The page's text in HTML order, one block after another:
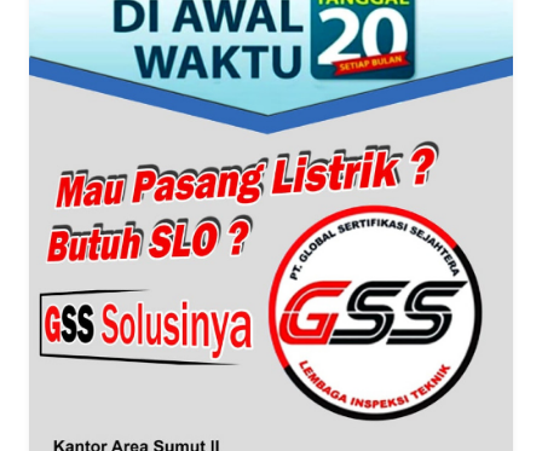
KAMI
IKLAN
TENTANG
KAMI
PEDOMAN
MEDIA